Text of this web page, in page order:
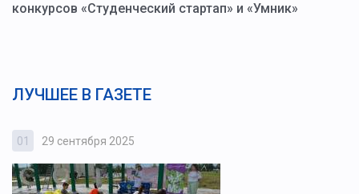
конкурсов «Студенческий стартап» и «Умник»
ЛУЧШЕЕ В ГАЗЕТЕ
01 29 сентября 2025